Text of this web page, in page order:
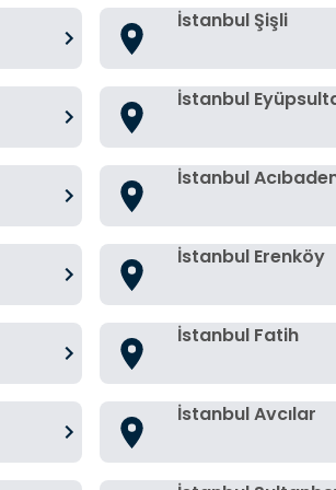
İstanbul Şişli
İstanbul
İstanbul
İstanbul Erenköy
İstanbul Fatih
İstanbul Avcılar